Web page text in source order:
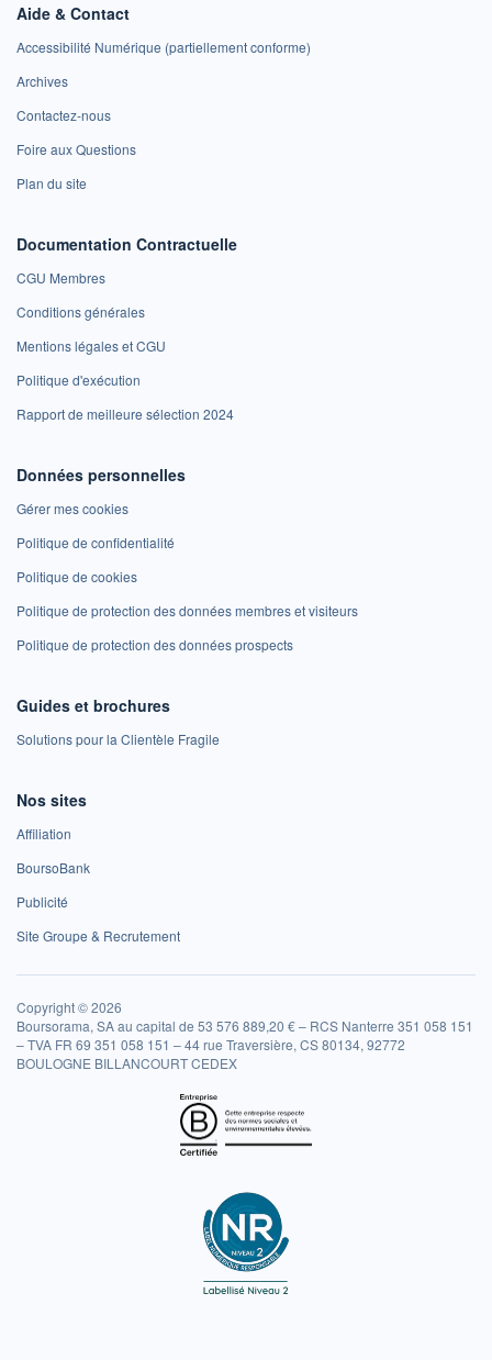
Aide & Contact
Accessibilité Numérique (partiellement conforme)
Archives
Contactez-nous
Foire aux Questions
Plan du site
Documentation Contractuelle
CGU Membres
Conditions générales
Mentions légales et CGU
Politique d'exécution
Rapport de meilleure sélection 2024
Données personnelles
Gérer mes cookies
Politique de confidentialité
Politique de cookies
Politique de protection des données membres et visiteurs
Politique de protection des données prospects
Guides et brochures
Solutions pour la Clientèle Fragile
Nos sites
Affiliation
BoursoBank
Publicité
Site Groupe & Recrutement
Copyright © 2026
Boursorama, SA au capital de 53 576 889,20 € – RCS Nanterre 351 058 151
– TVA FR 69 351 058 151 – 44 rue Traversière, CS 80134, 92772
BOULOGNE BILLANCOURT CEDEX